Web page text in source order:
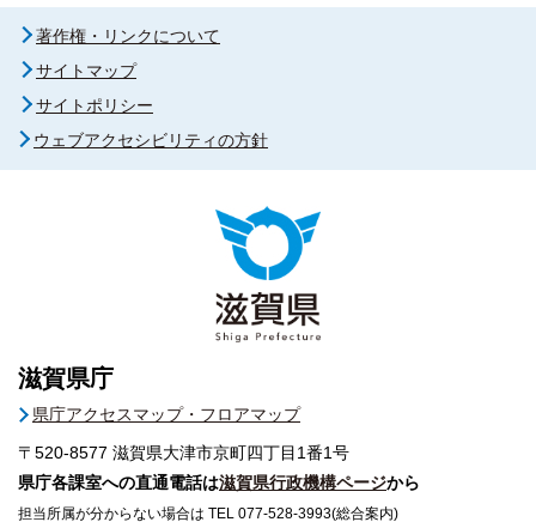
著作権・リンクについて
サイトマップ
サイトポリシー
ウェブアクセシビリティの方針
滋賀県庁
県庁アクセスマップ・フロアマップ
〒520-8577 滋賀県大津市京町四丁目1番1号
県庁各課室への直通電話は滋賀県行政機構ページから
担当所属が分からない場合は TEL 077-528-3993(総合案内)